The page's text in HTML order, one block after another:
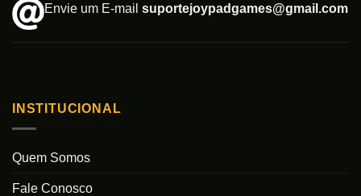
Envie um E-mail suportejoypadgames@gmail.com
INSTITUCIONAL
Quem Somos
Fale Conosco